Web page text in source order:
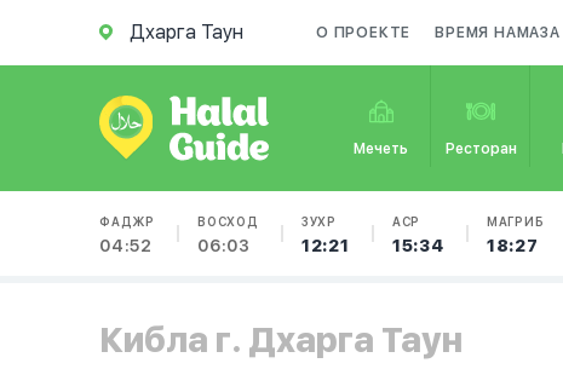
Дхарга Таун О ПРОЕКТЕ ВРЕМЯ НАМАЗА
Мечеть Ресторан
ФАДЖР
04:52
ВОСХОД
06:03
ЗУХР
12:21
АСР
15:34
МАГРИБ
18:27
Кибла г. Дхарга Таун